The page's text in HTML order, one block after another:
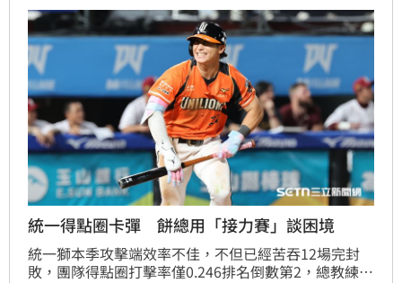
統一得點圈卡彈 餅總用「接力賽」談困境
統一獅本季攻擊端效率不佳，不但已經苦吞12場完封
敗，團隊得點圈打擊率僅0.246排名倒數第2，總教練林